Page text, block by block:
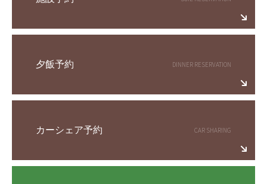
夕飯予約
カーシェア予約